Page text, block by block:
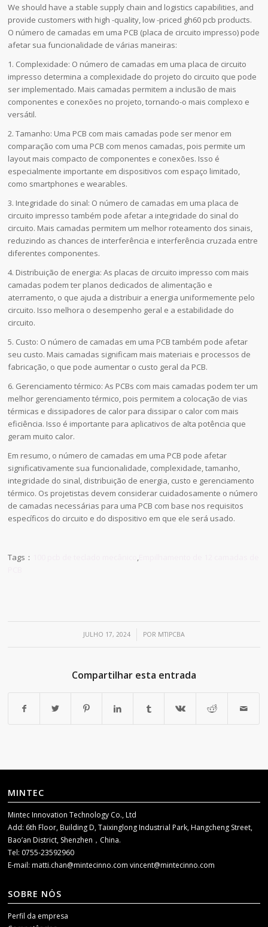
We should have a stable supply chain and logistics capabilities, and
provide customers with high -quality, low -priced gh60 pcb products.
O número de camadas em uma PCB (placa de circuito impresso) pode
afetar sua funcionalidade de várias maneiras:
1. Complexidade: O número de camadas em uma placa de circuito
impresso determina a complexidade do projeto do circuito que pode
ser implementado. Mais camadas permitem a inclusão de mais
componentes e conexões no projeto, tornando-o mais complexo e
versátil.
2. Tamanho: Uma PCB com mais camadas pode ser menor em
comparação com uma PCB com menos camadas, pois permite um
layout mais compacto de componentes e conexões. Isso é
especialmente importante em dispositivos com espaço limitado,
como smartphones e wearables.
3. Integridade do sinal: O número de camadas em uma placa de
circuito impresso também pode afetar a integridade do sinal do
circuito. Mais camadas permitem um melhor roteamento dos sinais,
reduzindo as chances de interferência e interferência cruzada entre
diferentes componentes.
4. Distribuição de energia: As placas de circuito impresso com mais
camadas podem ter planos dedicados de alimentação e
aterramento, o que ajuda a distribuir a energia uniformemente pelo
circuito. Isso melhora o desempenho geral e a estabilidade do
circuito.
5. Custo: O número de camadas em uma PCB também pode afetar
seu custo. Mais camadas significam mais materiais e processos de
fabricação, o que pode aumentar o custo geral da PCB.
6. Gerenciamento térmico: As PCBs com mais camadas podem ter um
melhor gerenciamento térmico, pois permitem a colocação de vias
térmicas e dissipadores de calor para dissipar o calor com mais
eficiência. Isso é importante para aplicativos de alta potência que
geram muito calor.
Em resumo, o número de camadas em uma PCB pode afetar
significativamente sua funcionalidade, complexidade, tamanho,
integridade do sinal, distribuição de energia, custo e gerenciamento
térmico. Os projetistas devem considerar cuidadosamente o número
de camadas necessárias para uma PCB com base nos requisitos
específicos do circuito e do dispositivo em que ele será usado.
Tags：
JULHO 17, 2024
/ POR MTIPCBA
Compartilhar esta entrada
MINTEC
Mintec Innovation Technology Co., Ltd
Add: 6th Floor, Building D, Taixinglong Industrial Park, Hangcheng Street,
Bao’an District, Shenzhen，China.
Tel: 0755-23592960
E-mail:matti.chan@mintecinno.comvincent@mintecinno.com
SOBRE NÓS
Perfil da empresa